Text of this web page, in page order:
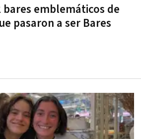
bares emblemáticos de
pasaron a ser Bares